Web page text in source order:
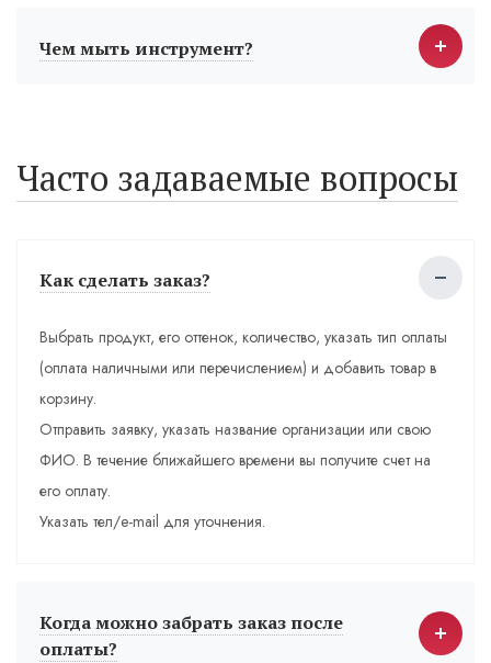
Чем мыть инструмент?
Часто задаваемые вопросы
Как сделать заказ?
Выбрать продукт, его оттенок, количество, указать тип оплаты
(оплата наличными или перечислением) и добавить товар в
корзину.
Отправить заявку, указать название организации или свою
ФИО. В течение ближайшего времени вы получите счет на
его оплату.
Указать тел/e-mail для уточнения.
Когда можно забрать заказ после
оплаты?